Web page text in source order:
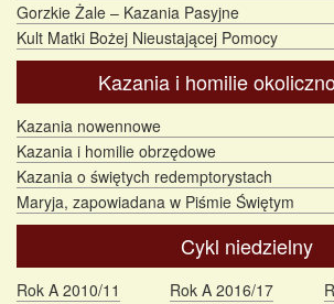
Gorzkie Żale – Kazania Pasyjne
Kult Matki Bożej Nieustającej Pomocy
Kazania i homilie
Kazania nowennowe
Kazania i homilie obrzędowe
Kazania o świętych redemptorystach
Maryja, zapowiadana w Piśmie Świętym
Cykl niedzielny
Rok A 2010/11 Rok A 2016/17